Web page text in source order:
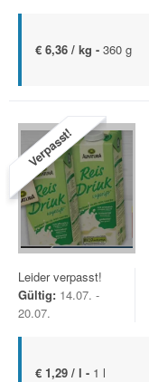
€ 6,36 / kg - 360 g
Verpasst!
Leider verpasst!
Gültig: 14.07. -
20.07.
€ 1,29 / l - 1 l